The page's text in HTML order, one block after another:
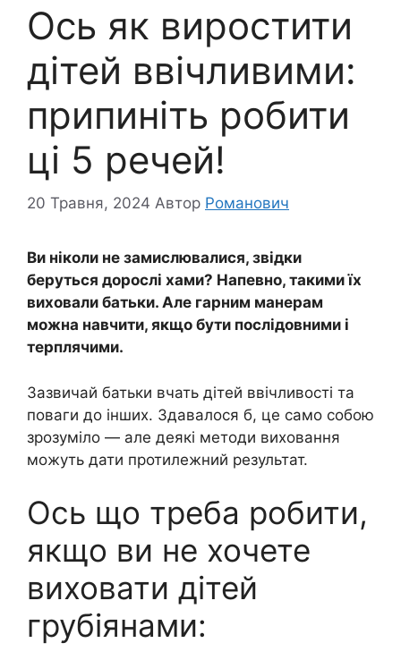
Ось як виростити
дітей ввічливими:
припиніть робити
ці 5 речей!
20 Травня, 2024 Автор Романович
Ви ніколи не замислювалися, звідки
беруться дорослі хами? Напевно, такими їх
виховали батьки. Але гарним манерам
можна навчити, якщо бути послідовними і
терплячими.
Зазвичай батьки вчать дітей ввічливості та
поваги до інших. Здавалося б, це само собою
зрозуміло — але деякі методи виховання
можуть дати протилежний результат.
Ось що треба робити,
якщо ви не хочете
виховати дітей
грубіянами: